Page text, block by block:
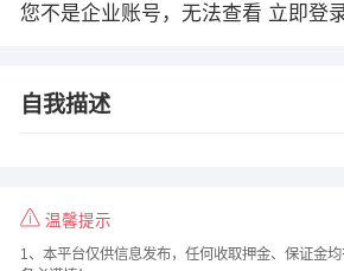
您不是企业账号，无法查看 立即登
自我描述
温馨提示
1、本平台仅供信息发布，任何收取押金、保证金